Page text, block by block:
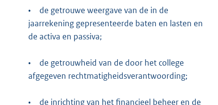
•
de getrouwe weergave van de in de
jaarrekening gepresenteerde baten en lasten en
de activa en passiva;
•
de getrouwheid van de door het college
afgegeven rechtmatigheidsverantwoording;
•
de inrichting van het financieel beheer en de